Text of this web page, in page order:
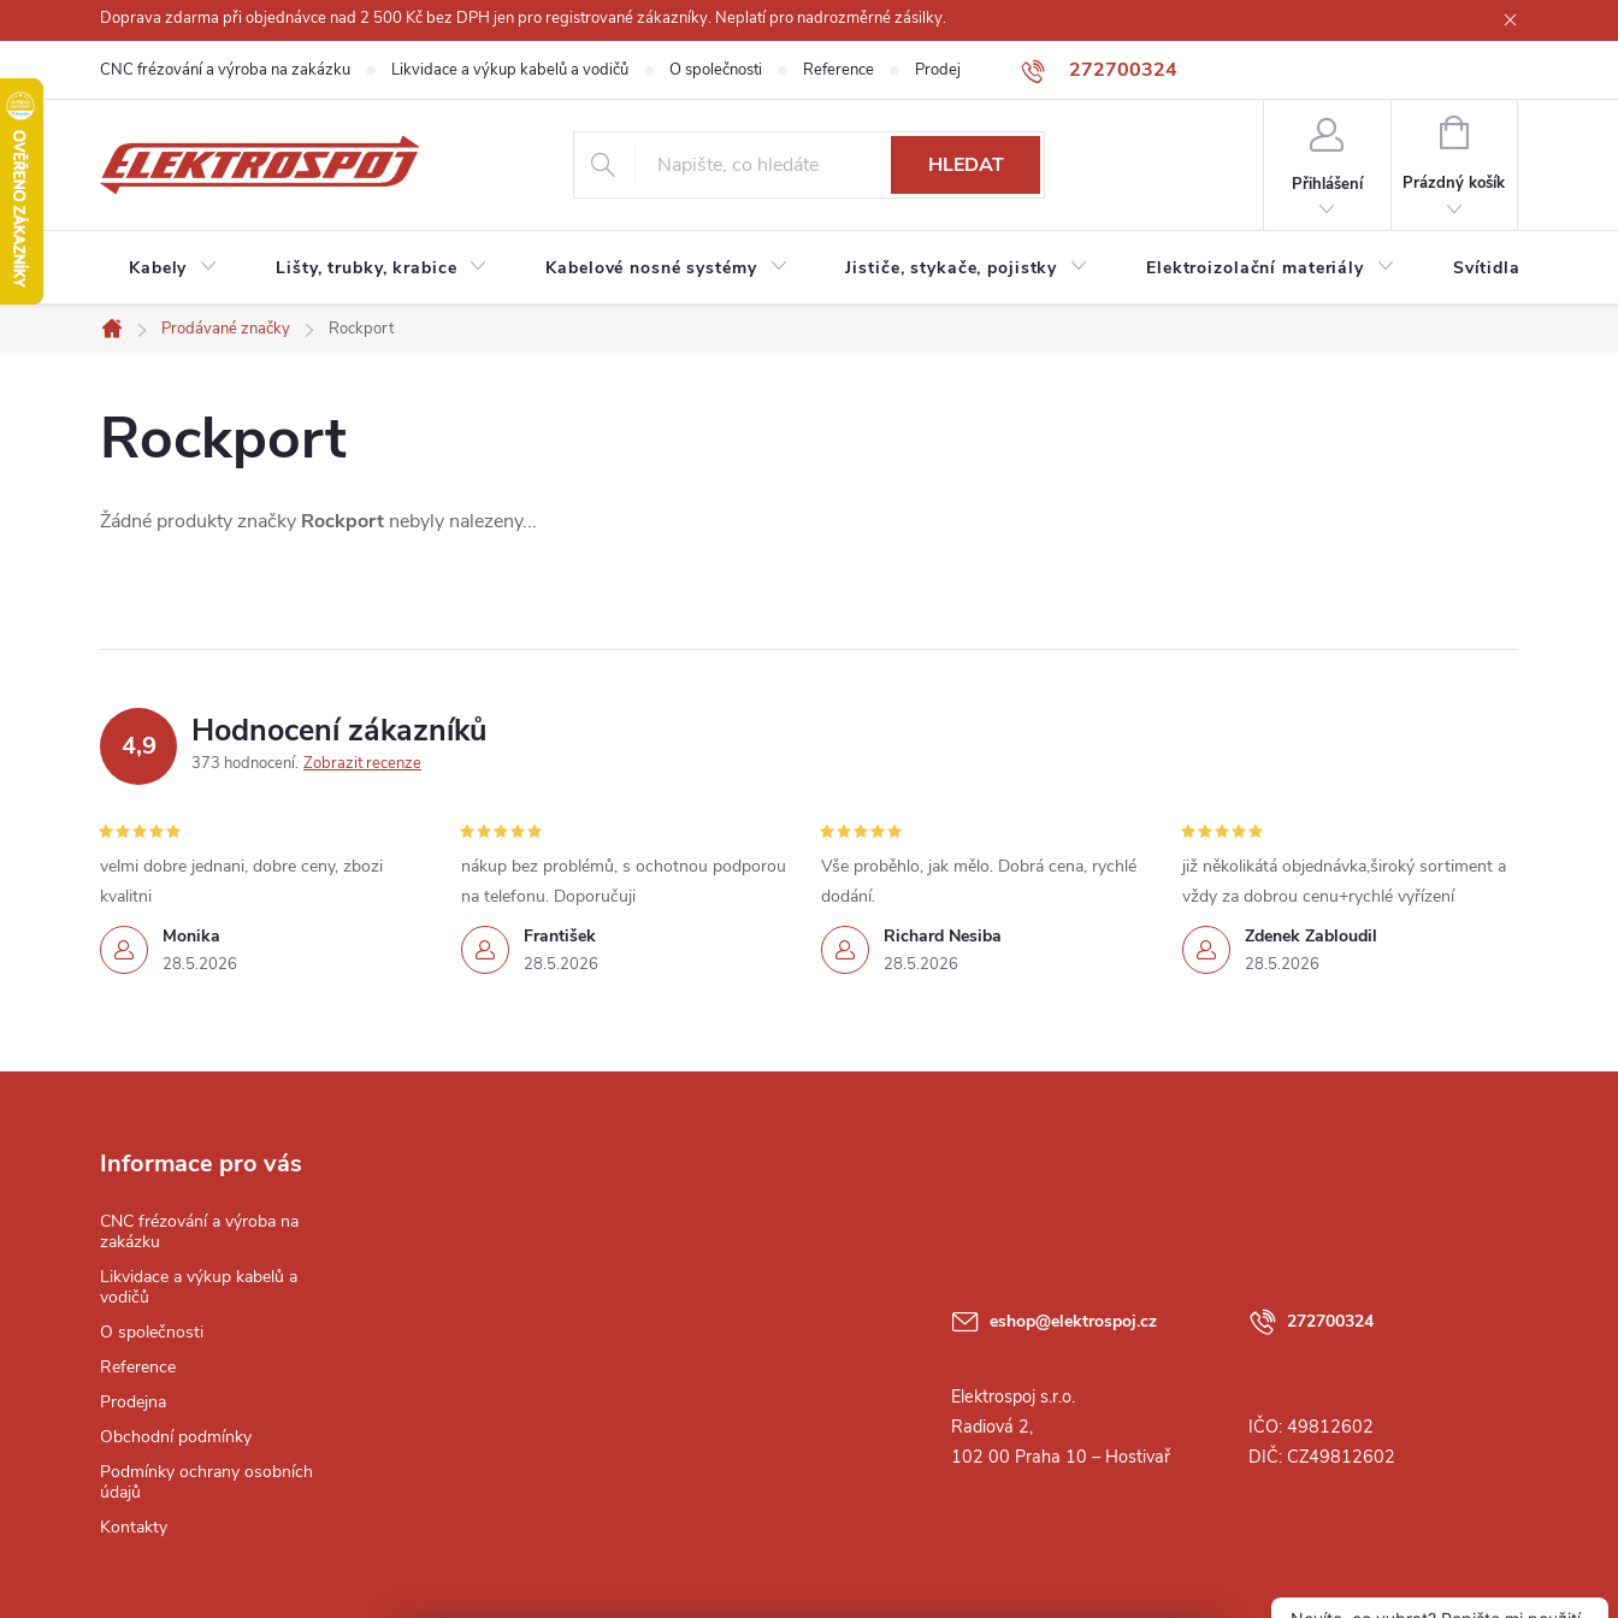
na
obsah
Doprava zdarma při objednávce nad 2 500 Kč bez DPH jen pro registrované zákazníky. Neplatí pro nadrozměrné zásilky.
272700324
CNC frézování a výroba na zakázku Likvidace a výkup kabelů a vodičů O společnosti Reference Prodejna Obchodní podmínky
HLEDAT
Přihlášení
NÁKUPNÍ
Prázdný košík
Kabely Lišty, trubky, krabice Kabelové nosné systémy Jističe, stykače, pojistky Elektroizolační materiály Svítidla a zdroje
Domů
Prodávané značky Rockport
Rockport
Žádné produkty značky Rockport nebyly nalezeny...
4,9 Hodnocení zákazníků
373 hodnocení Zobrazit recenze
Monika
28.5.2026
velmi dobre jednani, dobre ceny, zbozi
kvalitni
František
28.5.2026
nákup bez problémů, s ochotnou podporou
na telefonu. Doporučuji
Richard Nesiba
28.5.2026
Vše proběhlo, jak mělo. Dobrá cena, rychlé
dodání.
Zdenek Zabloudil
28.5.2026
již několikátá objednávka,široký sortiment a
vždy za dobrou cenu+rychlé vyřízení
Informace pro vás
CNC frézování a výroba na
zakázku
Likvidace a výkup kabelů a
vodičů
O společnosti
Reference
Prodejna
Obchodní podmínky
Podmínky ochrany osobních
údajů
Kontakty
eshop@elektrospoj.cz 272700324